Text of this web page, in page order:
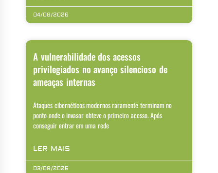
04/08/2026
A vulnerabilidade dos acessos
privilegiados no avanço silencioso de
ameaças internas
Ataques cibernéticos modernos raramente terminam no
ponto onde o invasor obteve o primeiro acesso. Após
conseguir entrar em uma rede
LER MAIS
03/08/2026